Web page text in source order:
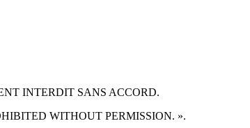
INTERDIT SANS ACCORD.
WITHOUT PERMISSION. ».